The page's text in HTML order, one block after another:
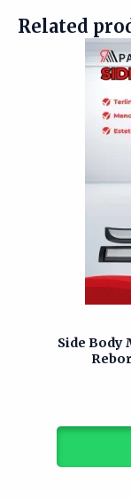
Related
Side Body